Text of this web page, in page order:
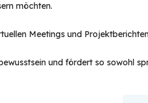
möchten.
Meetings und
und fördert so sowohl